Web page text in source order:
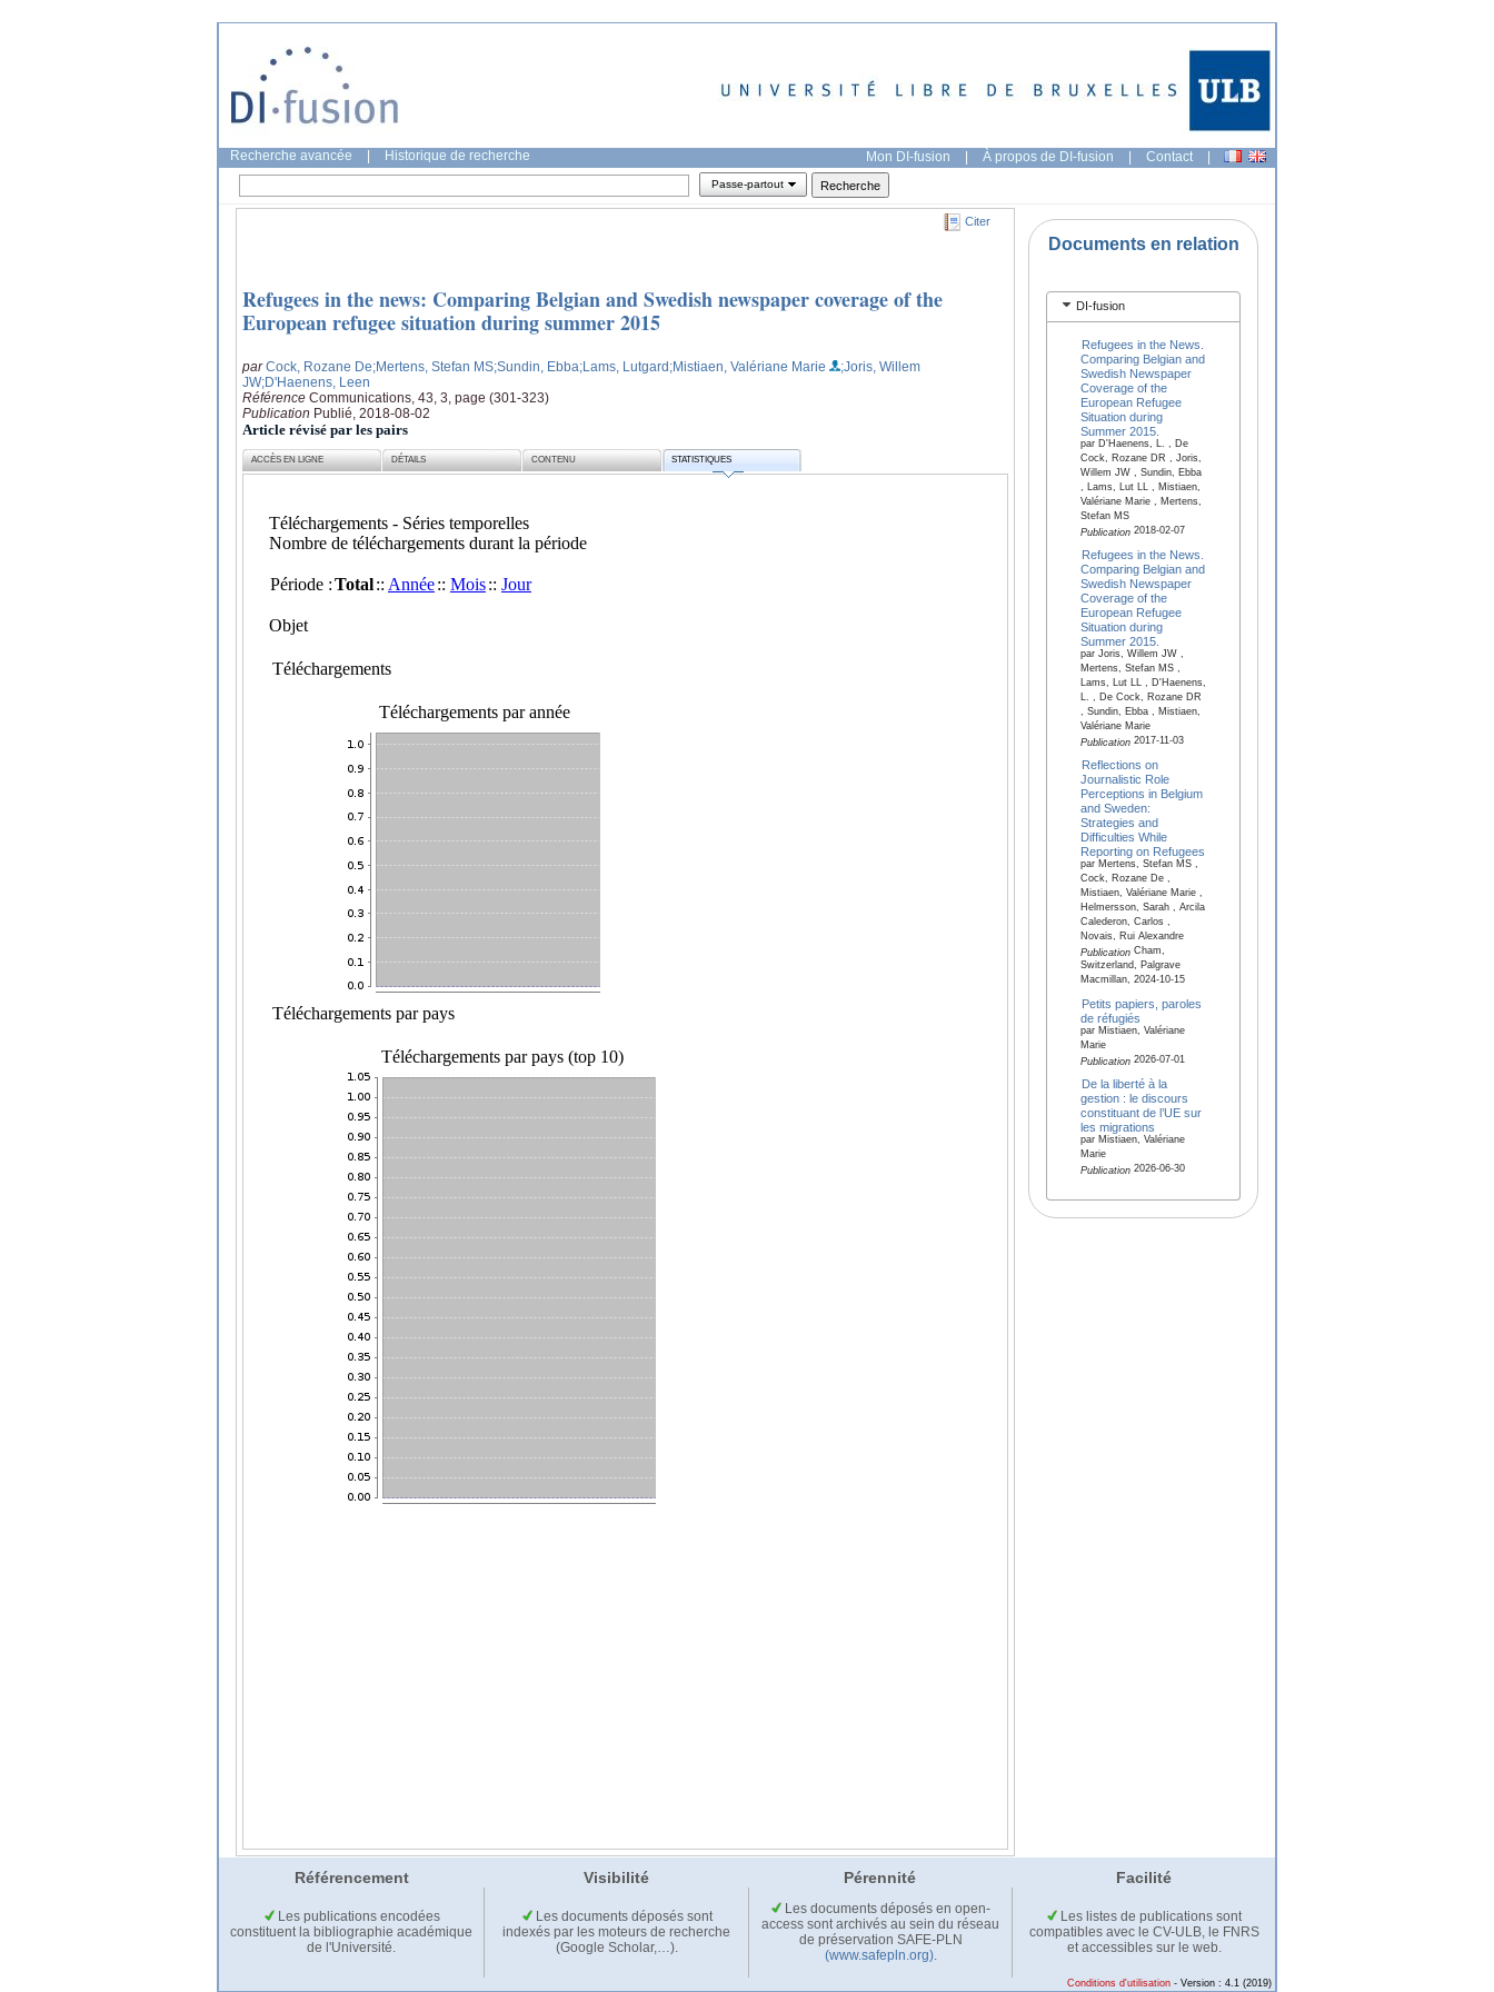
Recherche avancée Historique de recherche Mon DI-fusion | À propos de DI-fusion | Contact |
Passe-partout
Citer
Refugees in the news: Comparing Belgian and Swedish newspaper coverage of the
European refugee situation during summer 2015
parCock, Rozane De;Mertens, Stefan MS;Sundin, Ebba;Lams, Lutgard;Mistiaen, Valériane Marie
;Joris, Willem
JW;D'Haenens, Leen
Référence Communications, 43, 3, page (301-323)
Publication Publié, 2018-08-02
Article révisé par les pairs
ACCÈS EN LIGNE DÉTAILS CONTENU STATISTIQUES
Documents en relation
DI-fusion
Refugees in the News.
Comparing Belgian and
Swedish Newspaper
Coverage of the
European Refugee
Situation during
Summer 2015.
par D'Haenens, L. , De
Cock, Rozane DR , Joris,
Willem JW , Sundin, Ebba
, Lams, Lut LL , Mistiaen,
Valériane Marie , Mertens,
Stefan MS
Publication2018-02-07
Refugees in the News.
Comparing Belgian and
Swedish Newspaper
Coverage of the
European Refugee
Situation during
Summer 2015.
par Joris, Willem JW ,
Mertens, Stefan MS ,
Lams, Lut LL , D'Haenens,
L. , De Cock, Rozane DR
, Sundin, Ebba , Mistiaen,
Valériane Marie
Publication2017-11-03
Reflections on
Journalistic Role
Perceptions in Belgium
and Sweden:
Strategies and
Difficulties While
Reporting on Refugees
par Mertens, Stefan MS ,
Cock, Rozane De ,
Mistiaen, Valériane Marie ,
Helmersson, Sarah , Arcila
Calederon, Carlos ,
Novais, Rui Alexandre
PublicationCham,
Switzerland, Palgrave
Macmillan, 2024-10-15
Petits papiers, paroles
de réfugiés
par Mistiaen, Valériane
Marie
Publication2026-07-01
De la liberté à la
gestion : le discours
constituant de l’UE sur
les migrations
par Mistiaen, Valériane
Marie
Publication2026-06-30
Référencement Visibilité Pérennité Facilité
Les publications encodées
constituent la bibliographie académique
de l'Université.
Les documents déposés sont
indexés par les moteurs de recherche
(Google Scholar,…).
Les documents déposés en open-
access sont archivés au sein du réseau
de préservation SAFE-PLN
(www.safepln.org).
Les listes de publications sont
compatibles avec le CV-ULB, le FNRS
et accessibles sur le web.
Conditions d'utilisation - Version : 4.1 (2019)